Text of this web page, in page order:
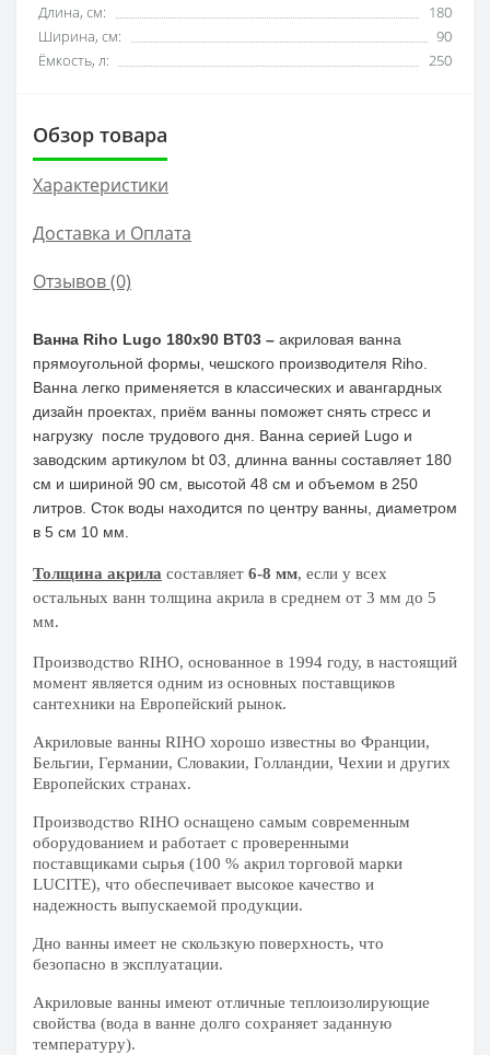
Длина, см:
180
Ширина, см:
90
Ёмкость, л:
250
Обзор товара
Характеристики
Доставка и Оплата
Отзывов (0)
Ванна Riho Lugo 180x90 BT03 – акриловая ванна
прямоугольной формы, чешского производителя Riho.
Ванна легко применяется в классических и авангардных
дизайн проектах, приём ванны поможет снять стресс и
нагрузку после трудового дня. Ванна серией Lugo и
заводским артикулом bt 03, длинна ванны составляет 180
см и шириной 90 см, высотой 48 см и объемом в 250
литров. Сток воды находится по центру ванны, диаметром
в 5 см 10 мм.
Толщина акрила составляет 6-8 мм, если у всех
остальных ванн толщина акрила в среднем от 3 мм до 5
мм.
Производство RIHO, основанное в 1994 году, в настоящий
момент является одним из основных поставщиков
сантехники на Европейский рынок.
Акриловые ванны RIHO хорошо известны во Франции,
Бельгии, Германии, Словакии, Голландии, Чехии и других
Европейских странах.
Производство RIHO оснащено самым современным
оборудованием и работает с проверенными
поставщиками сырья (100 % акрил торговой марки
LUCITE), что обеспечивает высокое качество и
надежность выпускаемой продукции.
Дно ванны имеет не скользкую поверхность, что
безопасно в эксплуатации.
Акриловые ванны имеют отличные теплоизолирующие
свойства (вода в ванне долго сохраняет заданную
температуру).